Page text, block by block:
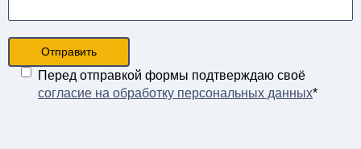
Отправить
Перед отправкой формы подтверждаю своё
согласие на обработку персональных данных*